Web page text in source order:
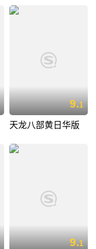
9.1
天龙八部黄日华版
9.1